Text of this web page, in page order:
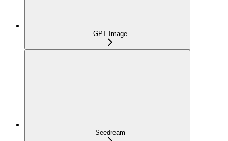
GPT Image
Seedream